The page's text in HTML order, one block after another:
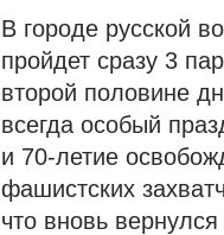
В городе русской
пройдет сразу 3
второй половине
всегда особый
и 70-летие
фашистских
что вновь